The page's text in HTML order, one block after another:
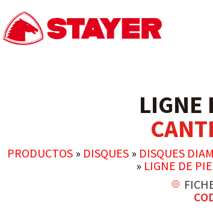
LIGNE
PRODUCTOS » DISQUES » DISQUES
» LIGNE DE